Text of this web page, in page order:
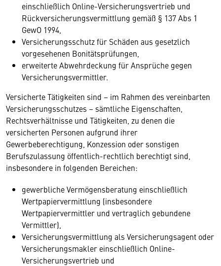
einschließlich Online-Versicherungsvertrieb und
Rückversicherungsvermittlung gemäß § 137 Abs 1
GewO 1994,
Versicherungsschutz für Schäden aus gesetzlich
vorgesehenen Bonitätsprüfungen,
erweiterte Abwehrdeckung für Ansprüche gegen
Versicherungsvermittler.
Versicherte Tätigkeiten sind – im Rahmen des vereinbarten
Versicherungsschutzes – sämtliche Eigenschaften,
Rechtsverhältnisse und Tätigkeiten, zu denen die
versicherten Personen aufgrund ihrer
Gewerbeberechtigung, Konzession oder sonstigen
Berufszulassung öffentlich-rechtlich berechtigt sind,
insbesondere in folgenden Bereichen:
gewerbliche Vermögensberatung einschließlich
Wertpapiervermittlung (insbesondere
Wertpapiervermittler und vertraglich gebundene
Vermittler),
Versicherungsvermittlung als Versicherungsagent oder
Versicherungsmakler einschließlich Online-
Versicherungsvertrieb und